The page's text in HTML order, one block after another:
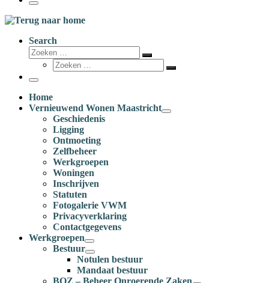
Menu
Search
Zoeken
Zoeken
Zoeken
Zoeken
Menu
Home
Vernieuwend Wonen Maastricht
Geschiedenis
Ligging
Ontmoeting
Zelfbeheer
Werkgroepen
Woningen
Inschrijven
Statuten
Fotogalerie VWM
Privacyverklaring
Contactgegevens
Werkgroepen
Bestuur
Notulen bestuur
Mandaat bestuur
BOZ – Beheer Onroerende Zaken